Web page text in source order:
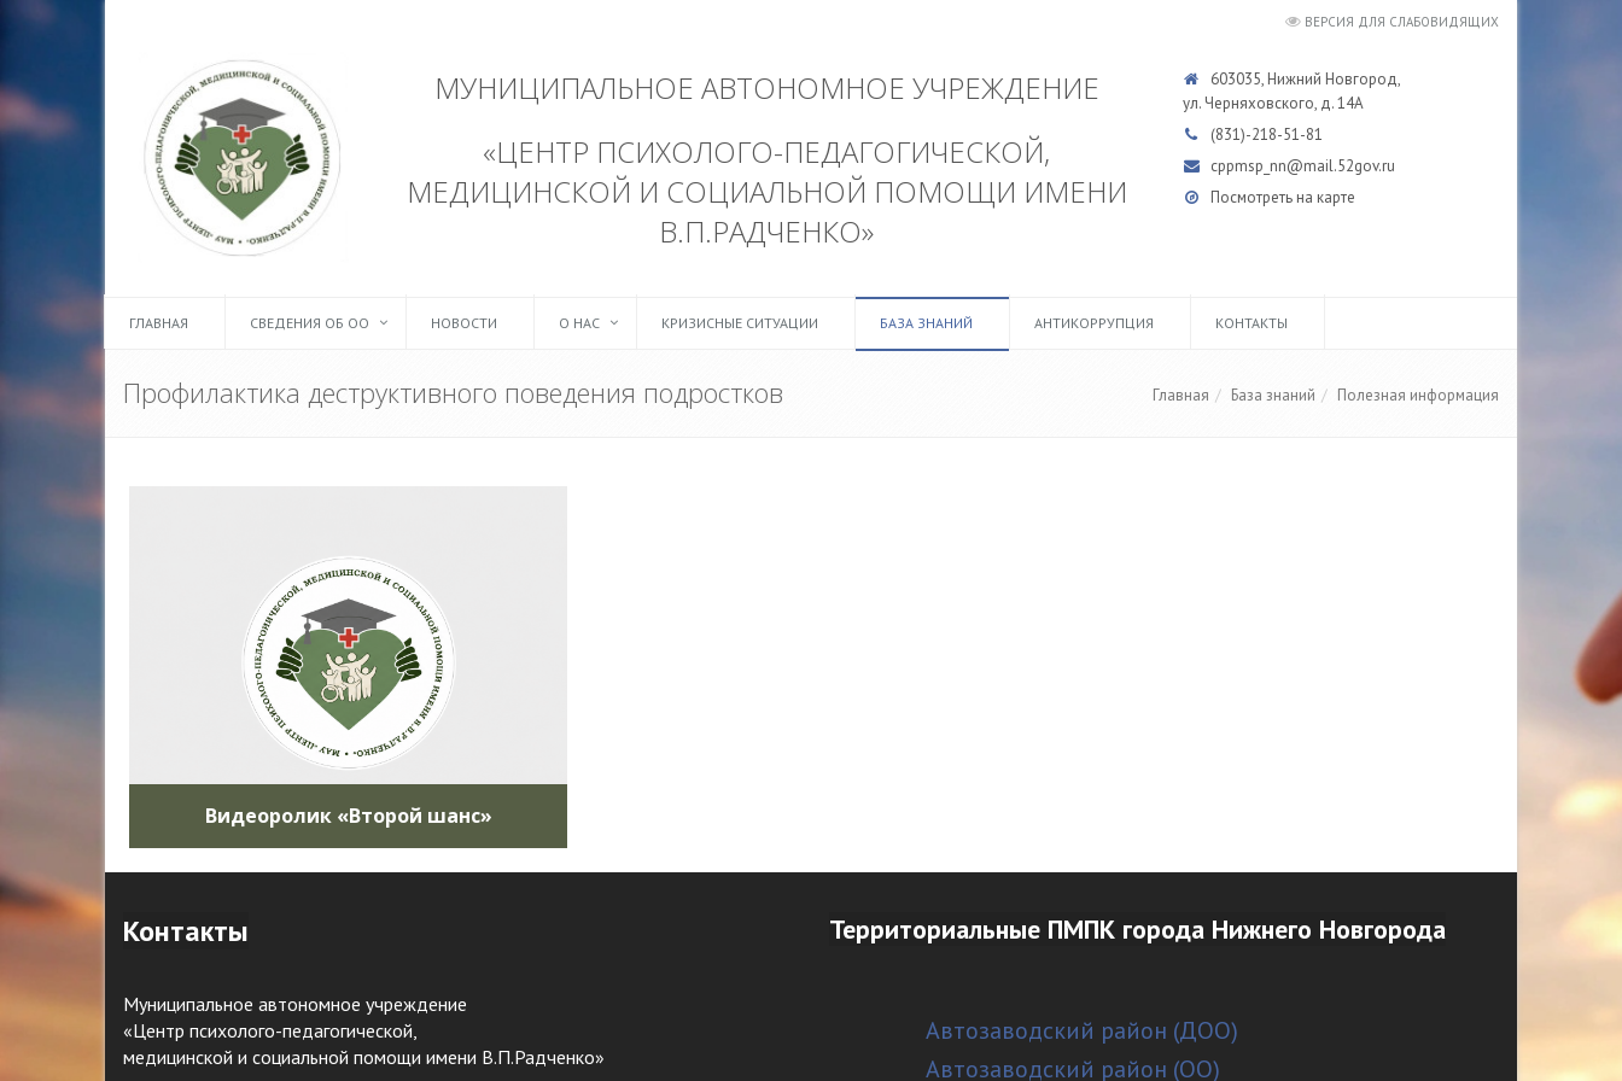
ВЕРСИЯ ДЛЯ СЛАБОВИДЯЩИХ
МУНИЦИПАЛЬНОЕ АВТОНОМНОЕ УЧРЕЖДЕНИЕ
«ЦЕНТР ПСИХОЛОГО-ПЕДАГОГИЧЕСКОЙ,
МЕДИЦИНСКОЙ И СОЦИАЛЬНОЙ ПОМОЩИ ИМЕНИ
В.П.РАДЧЕНКО»
603035, Нижний Новгород,
ул. Черняховского, д. 14А
(831)-218-51-81
cppmsp_nn@mail.52gov.ru
Посмотреть на карте
ГЛАВНАЯ СВЕДЕНИЯ ОБ ОО НОВОСТИ О НАС КРИЗИСНЫЕ СИТУАЦИИ БАЗА ЗНАНИЙ АНТИКОРРУПЦИЯ КОНТАКТЫ
Профилактика деструктивного поведения подростков Главная База знаний Полезная информация
Видеоролик «Второй шанс»
Контакты
Муниципальное автономное учреждение
«Центр психолого-педагогической,
медицинской и социальной помощи имени В.П.Радченко»
Территориальные ПМПК города Нижнего Новгорода
Автозаводский район (ДОО)
Автозаводский район (ОО)